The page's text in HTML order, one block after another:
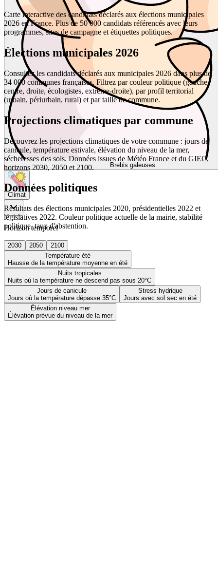
Brebis galeuses
Climat
Horizon temporel
2030 2050
2100
Température été
Hausse de la température moyenne en été
Nuits tropicales
Nuits où la température ne descend pas sous 20°C
Jours de canicule
Jours où la température dépasse 35°C
Stress hydrique
Jours avec sol sec en été
Élévation niveau mer
Élévation prévue du niveau de la mer
Carte interactive des candidats déclarés aux élections municipales
2026 en France. Plus de 50 000 candidats référencés avec leurs
programmes, sites de campagne et étiquettes politiques.
Élections municipales 2026
Consultez les candidats déclarés aux municipales 2026 dans plus de
34 000 communes françaises. Filtrez par couleur politique (gauche,
centre, droite, écologistes, extrême-droite), par profil territorial
(urbain, périurbain, rural) et par taille de commune.
Projections climatiques par commune
Découvrez les projections climatiques de votre commune : jours de
canicule, température estivale, élévation du niveau de la mer,
sécheresses des sols. Données issues de Météo France et du GIEC,
horizons 2030, 2050 et 2100.
Données politiques
Résultats des élections municipales 2020, présidentielles 2022 et
législatives 2022. Couleur politique actuelle de la mairie, stabilité
politique, taux d'abstention.